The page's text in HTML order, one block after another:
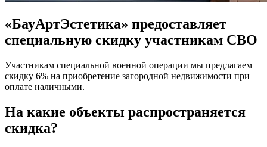
«БауАртЭстетика» предоставляет
специальную скидку участникам СВО
Участникам специальной военной операции мы предлагаем
скидку 6% на приобретение загородной недвижимости при
оплате наличными.
На какие объекты распространяется
скидка?